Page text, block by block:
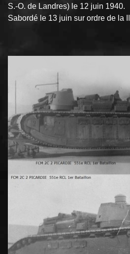
S.-O. de Landres) le 12 juin 1940.
Sabordé le 13 juin sur ordre de la III